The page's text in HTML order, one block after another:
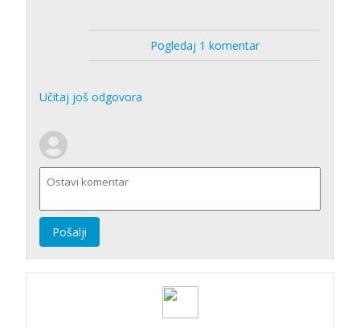
Pogledaj 1 komentar
Učitaj još odgovora
Pošalji